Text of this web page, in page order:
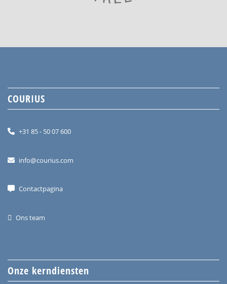
COURIUS
+31 85 - 50 07 600
info@courius.com
Contactpagina
Ons team
Onze kerndiensten